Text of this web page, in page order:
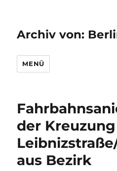
Archiv von:
MENÜ
der Kreuzung
aus Bezirk